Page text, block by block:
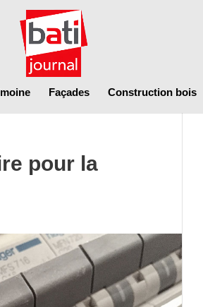
Façades Construction bois
pour la